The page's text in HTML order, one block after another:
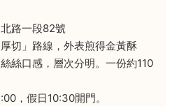
路一段82號
切」路線，外表煎得金黃酥
絲口感，層次分明。一份約110
，假日10:30開門。